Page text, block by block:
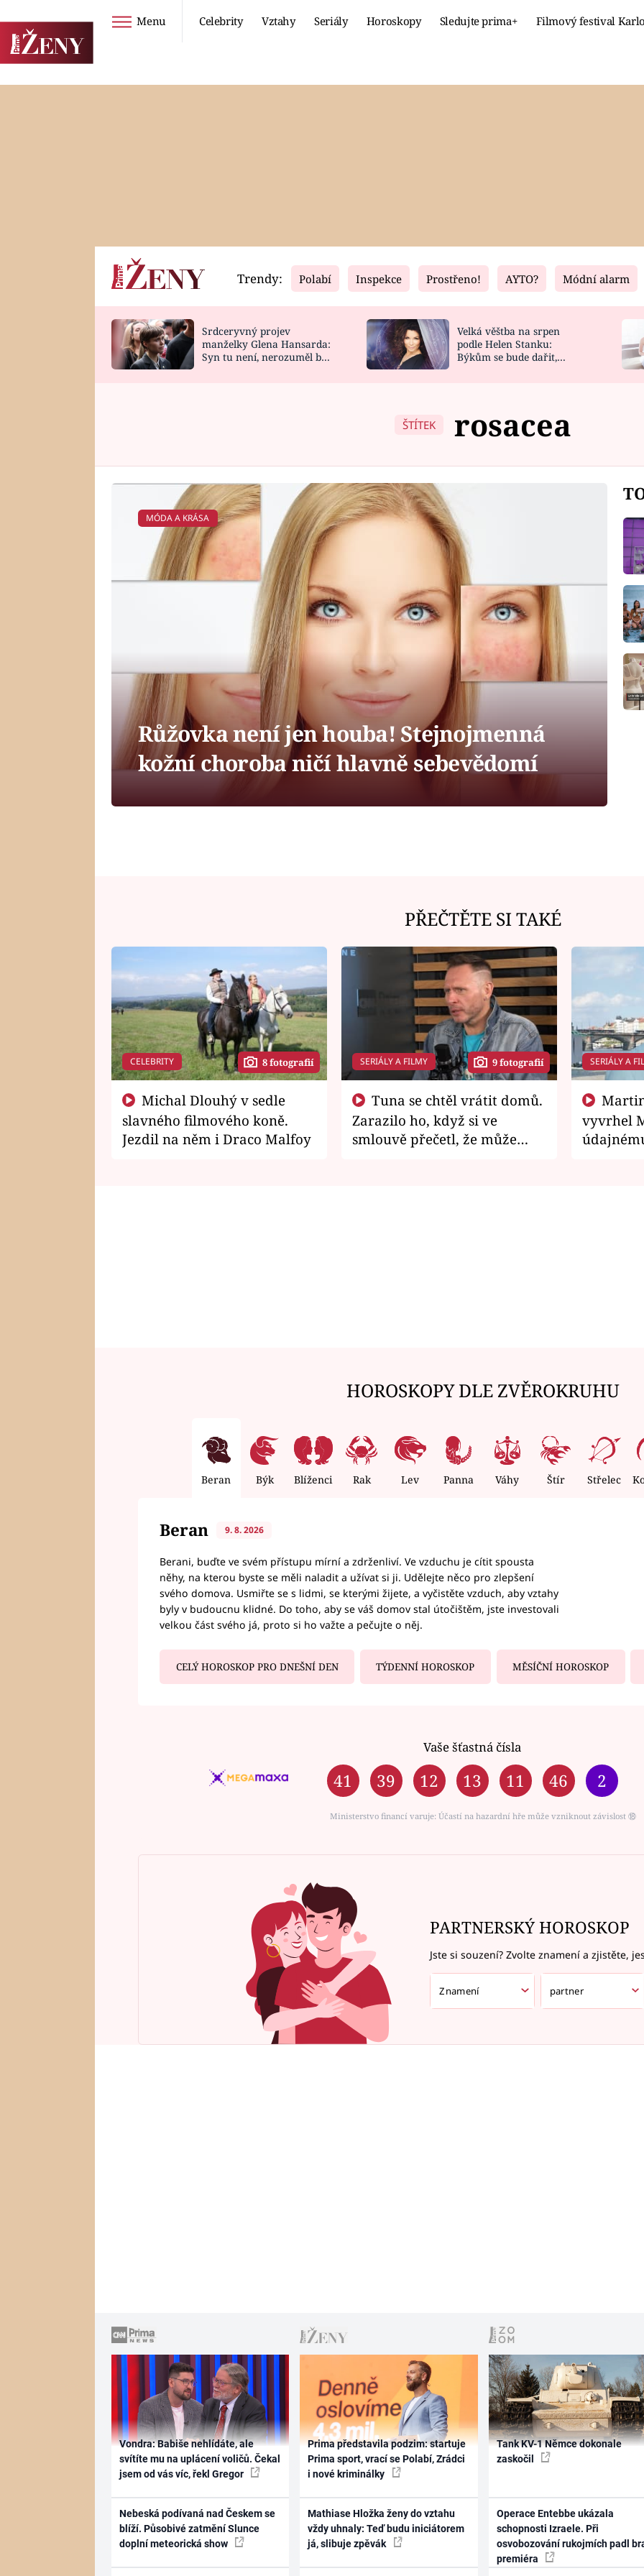
Menu Celebrity Vztahy Seriály Horoskopy Sledujte prima+ Filmový festival
Horoskopy
HOROSKOP NA
Video
CELEBRITY
VAŘENÍ
Fresh
NOVINKY
VIDEORECEPTY
Living
DESIGN
Trendy: Polabí Inspekce Prostřeno! AYTO? Módní alarm
Srdceryvný projev
manželky Glena Hansarda:
Syn tu není, nerozuměl by
Velká věštba na srpen
podle Helen Stanku:
Býkům se bude dařit,
ŠTÍTEK rosacea
MÓDA A KRÁSA
Růžovka není jen houba! Stejnojmenná
kožní choroba ničí hlavně sebevědomí
PŘEČTĚTE SI TAKÉ
CELEBRITY 8 fotografií
slavného filmového koně.
Jezdil na něm i Draco Malfoy
SERIÁLY A FILMY 9 fotografií
Zarazilo ho, když si ve
smlouvě přečetl, že může
SERIÁLY A
vyvrhel
HOROSKOPY DLE ZVĚROKRUHU
Beran Býk Blíženci Rak Lev Panna Váhy Štír Střelec
Beran 9. 8. 2026
Berani, buďte ve svém přístupu mírní a zdrženliví. Ve vzduchu je cítit spousta
něhy, na kterou byste se měli naladit a užívat si ji. Udělejte něco pro zlepšení
svého domova. Usmiřte se s lidmi, se kterými žijete, a vyčistěte vzduch, aby vztahy
byly v budoucnu klidné. Do toho, aby se váš domov stal útočištěm, jste investovali
velkou část svého já, proto si ho važte a pečujte o něj.
CELÝ HOROSKOP PRO DNEŠNÍ DEN TÝDENNÍ HOROSKOP MĚSÍČNÍ HOROSKOP
Vaše šťastná čísla
41 39 12 13 11 46 2
Ministerstvo financí varuje: Účastí na hazardní hře může vzniknout závislost ⑱
PARTNERSKÝ HOROSKOP
Jste si souzení? Zvolte znamení a zjistěte,
Vondra: Babiše nehlídáte, ale
svítíte mu na uplácení voličů. Čekal
jsem od vás víc, řekl Gregor
Nebeská podívaná nad Českem se
blíží. Působivé zatmění Slunce
doplní meteorická show
Prima představila podzim: startuje
Prima sport, vrací se Polabí, Zrádci
i nové kriminálky
Mathiase Hložka ženy do vztahu
vždy uhnaly: Teď budu iniciátorem
já, slibuje zpěvák
Tank KV-1 Němce dokonale
zaskočil
Operace Entebbe ukázala
schopnosti Izraele. Při
osvobozování rukojmích padl
premiéra